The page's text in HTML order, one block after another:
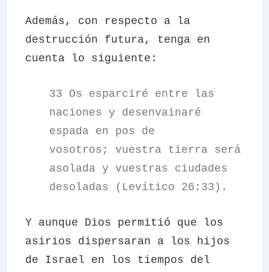
Además, con respecto a la
destrucción futura, tenga en
cuenta lo siguiente:
33 Os esparciré entre las
naciones y desenvainaré
espada en pos de
vosotros; vuestra tierra será
asolada y vuestras ciudades
desoladas (Levítico 26:33).
Y aunque Dios permitió que los
asirios dispersaran a los hijos
de Israel en los tiempos del